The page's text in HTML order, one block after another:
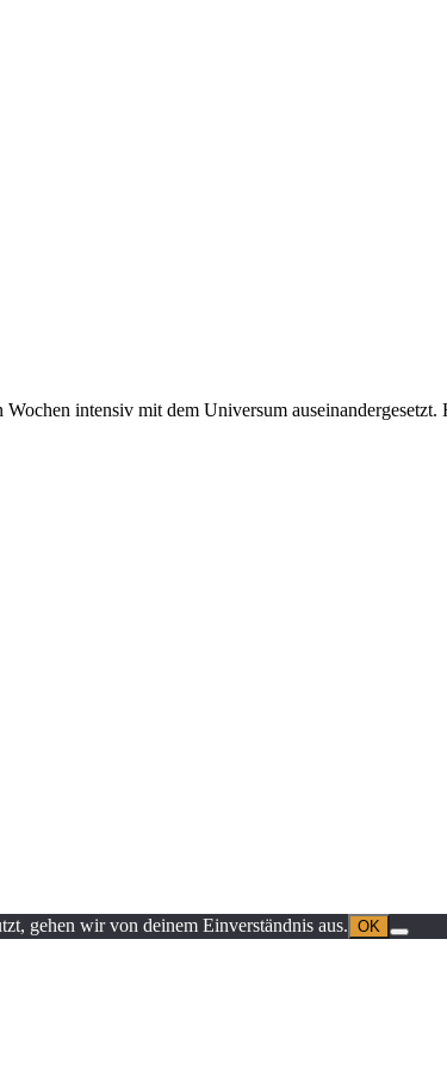
intensiv mit dem Universum
gehen wir von deinem Einverständnis aus. OK